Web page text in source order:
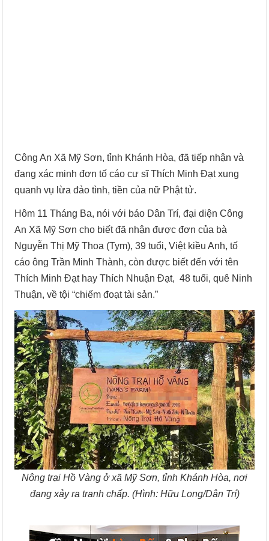
Công An Xã Mỹ Sơn, tỉnh Khánh Hòa, đã tiếp nhận và
đang xác minh đơn tố cáo cư sĩ Thích Minh Đạt xung
quanh vụ lừa đảo tình, tiền của nữ Phật tử.
Hôm 11 Tháng Ba, nói với báo Dân Trí, đại diện Công
An Xã Mỹ Sơn cho biết đã nhận được đơn của bà
Nguyễn Thị Mỹ Thoa (Tym), 39 tuổi, Việt kiều Anh, tố
cáo ông Trần Minh Thành, còn được biết đến với tên
Thích Minh Đạt hay Thích Nhuận Đạt, 48 tuổi, quê Ninh
Thuận, về tội “chiếm đoạt tài sản.”
Nông trại Hồ Vàng ở xã Mỹ Sơn, tỉnh Khánh Hòa, nơi
đang xảy ra tranh chấp. (Hình: Hữu Long/Dân Trí)